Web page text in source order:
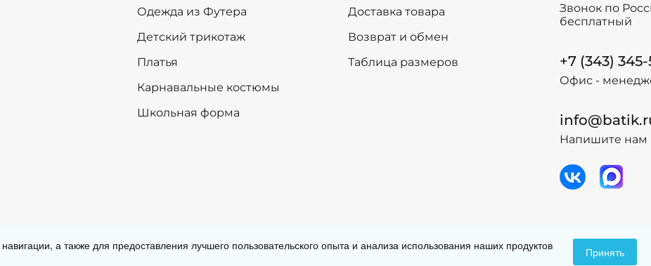
- + В корзину - + В корзину - +
Одежда из Футера
Детский трикотаж
Платья
Карнавальные костюмы
Школьная форма
Доставка товара
Возврат и обмен
Таблица размеров
Звонок по
бесплатный
+7 (343)
Офис -
Напишите нам
а также для предоставления лучшего пользовательского опыта и анализа использования наших продуктов
Принять